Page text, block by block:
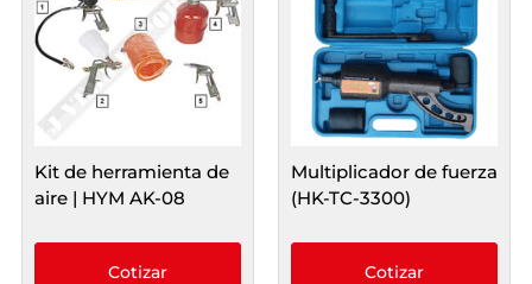
Kit de herramienta de
aire | HYM AK-08
Cotizar
Multiplicador de fuerza
(HK-TC-3300)
Cotizar